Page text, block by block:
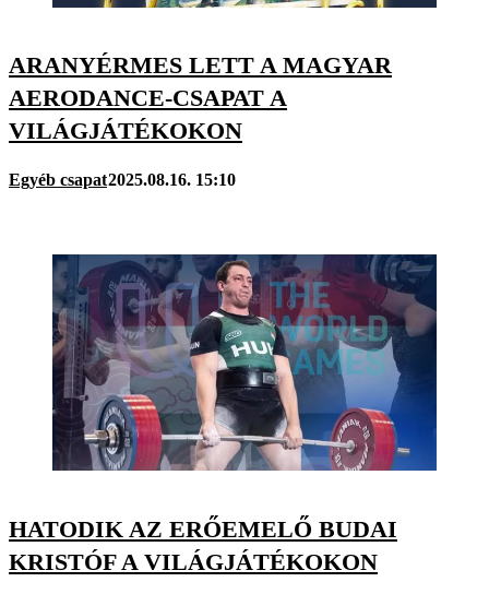
ARANYÉRMES LETT A MAGYAR
AERODANCE-CSAPAT A
VILÁGJÁTÉKOKON
Egyéb csapat2025.08.16. 15:10
HATODIK AZ ERŐEMELŐ BUDAI
KRISTÓF A VILÁGJÁTÉKOKON